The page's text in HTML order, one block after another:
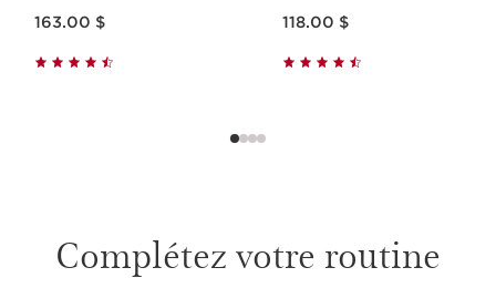
163.00 $ 118.00 $
Complétez votre routine